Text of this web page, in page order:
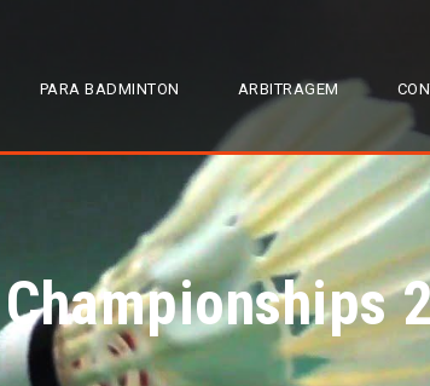
PARA BADMINTON ARBITRAGEM